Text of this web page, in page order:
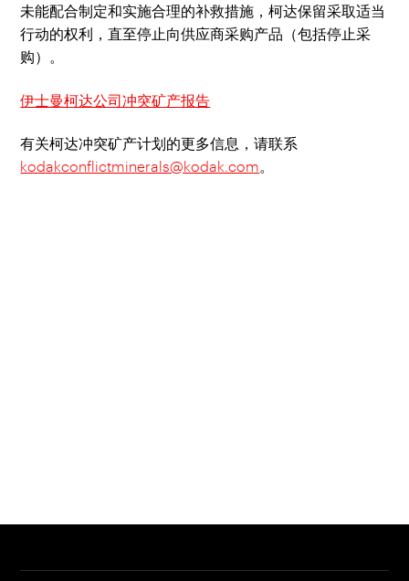
未能配合制定和实施合理的补救措施，柯达保留采取适当
行动的权利，直至停止向供应商采购产品（包括停止采
购）。
伊士曼柯达公司冲突矿产报告
有关柯达冲突矿产计划的更多信息，请联系
kodakconflictminerals@kodak.com。